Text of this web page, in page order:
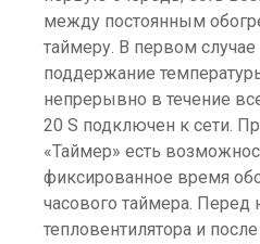
между постоянным
таймеру. В первом случае
поддержание
непрерывно в течение
20 S подключен к сети.
«Таймер» есть
фиксированное время
часового таймера. Перед
тепловентилятора и